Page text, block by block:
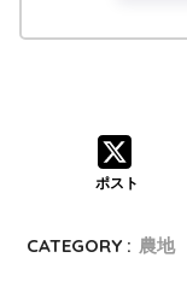
ポスト
CATEGORY : 農地